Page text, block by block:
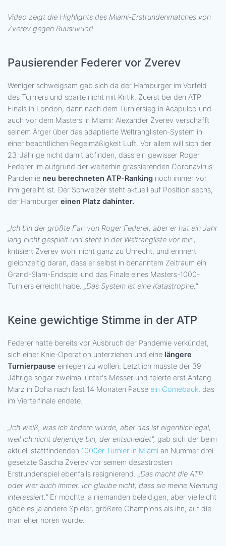
Video zeigt die Highlights des Miami-Erstrundenmatches von
Zverev gegen Ruusuvuori.
Pausierender Federer vor Zverev
Weniger schweigsam gab sich da der Hamburger im Vorfeld
des Turniers und sparte nicht mit Kritik. Zuerst bei den ATP
Finals in London, dann nach dem Turniersieg in Acapulco und
auch vor dem Masters in Miami: Alexander Zverev verschafft
seinem Ärger über das adaptierte Weltranglisten-System in
einer beachtlichen Regelmäßigkeit Luft. Vor allem will sich der
23-Jährige nicht damit abfinden, dass ein gewisser Roger
Federer im aufgrund der weiterhin grassierenden Coronavirus-
Pandemie neu berechneten ATP-Ranking noch immer vor
ihm gereiht ist. Der Schweizer steht aktuell auf Position sechs,
der Hamburger einen Platz dahinter.
„Ich bin der größte Fan von Roger Federer, aber er hat ein Jahr
lang nicht gespielt und steht in der Weltrangliste vor mir",
kritisiert Zverev wohl nicht ganz zu Unrecht, und erinnert
gleichzeitig daran, dass er selbst in benanntem Zeitraum ein
Grand-Slam-Endspiel und das Finale eines Masters-1000-
Turniers erreicht habe. „Das System ist eine Katastrophe."
Keine gewichtige Stimme in der ATP
Federer hatte bereits vor Ausbruch der Pandemie verkündet,
sich einer Knie-Operation unterziehen und eine längere
Turnierpause einlegen zu wollen. Letztlich musste der 39-
Jährige sogar zweimal unter's Messer und feierte erst Anfang
März in Doha nach fast 14 Monaten Pause ein Comeback, das
im Viertelfinale endete.
„Ich weiß, was ich ändern würde, aber das ist eigentlich egal,
weil ich nicht derjenige bin, der entscheidet", gab sich der beim
aktuell stattfindenden 1000er-Turnier in Miami an Nummer drei
gesetzte Sascha Zverev vor seinem desaströsten
Erstrundenspiel ebenfalls resignierend. „Das macht die ATP
oder wer auch immer. Ich glaube nicht, dass sie meine Meinung
interessiert." Er möchte ja niemanden beleidigen, aber vielleicht
gäbe es ja andere Spieler, größere Champions als ihn, auf die
man eher hören würde.